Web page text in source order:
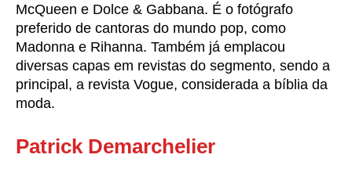
McQueen e Dolce & Gabbana. É o fotógrafo
preferido de cantoras do mundo pop, como
Madonna e Rihanna. Também já emplacou
diversas capas em revistas do segmento, sendo a
principal, a revista Vogue, considerada a bíblia da
moda.
Patrick Demarchelier